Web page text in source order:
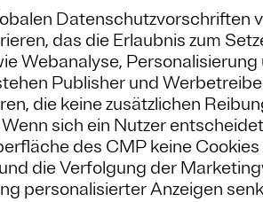
Datenschutzvorschriften
das die Erlaubnis zum
Webanalyse,
Publisher und
die keine zusätzlichen
sich ein Nutzer
des CMP keine
die Verfolgung der
personalisierter Anzeigen